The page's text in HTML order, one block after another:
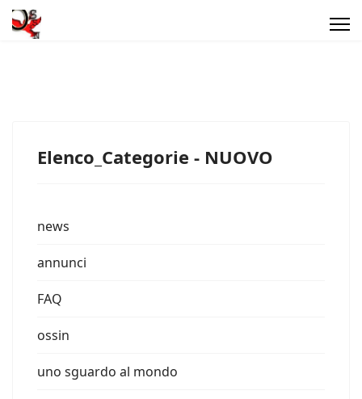
Elenco_Categorie - NUOVO
news
annunci
FAQ
ossin
uno sguardo al mondo